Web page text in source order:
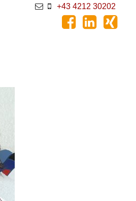
+43 4212 30202